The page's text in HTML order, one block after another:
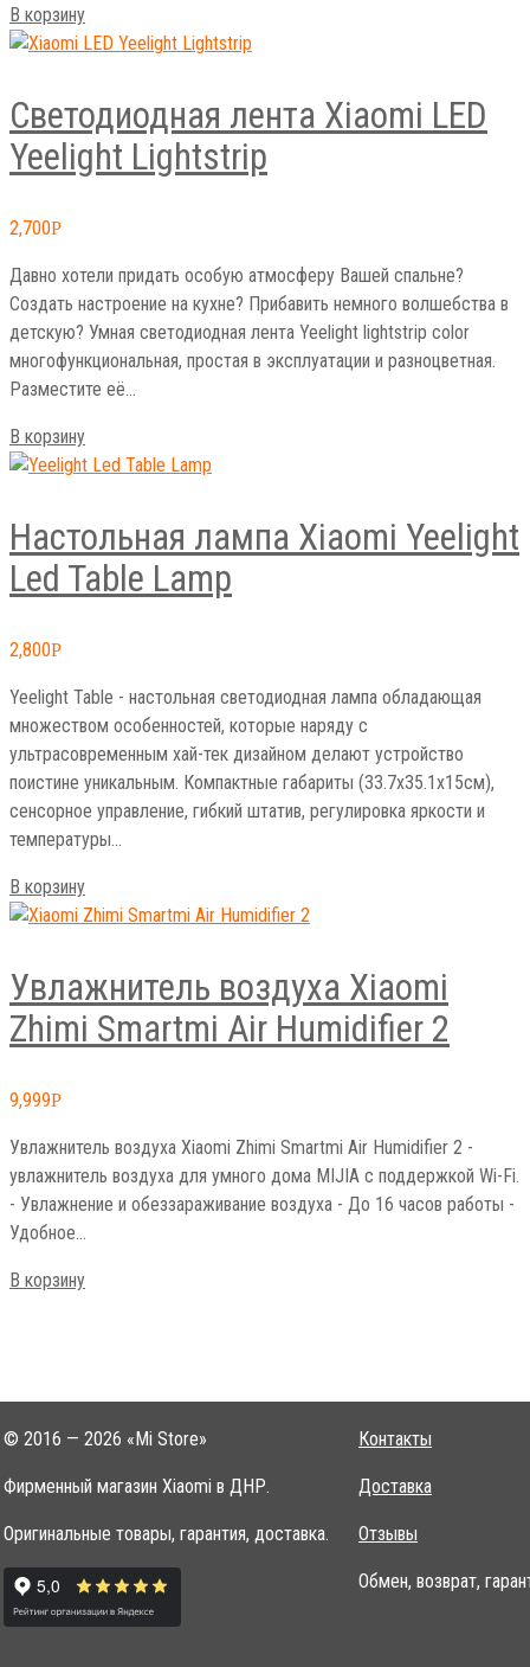
В корзину
Светодиодная лента Xiaomi LED
Yeelight Lightstrip
2,700Р
Давно хотели придать особую атмосферу Вашей спальне?
Создать настроение на кухне? Прибавить немного волшебства в
детскую? Умная светодиодная лента Yeelight lightstrip color
многофункциональная, простая в эксплуатации и разноцветная.
Разместите её…
В корзину
Настольная лампа Xiaomi Yeelight
Led Table Lamp
2,800Р
Yeelight Table - настольная светодиодная лампа обладающая
множеством особенностей, которые наряду с
ультрасовременным хай-тек дизайном делают устройство
поистине уникальным. Компактные габариты (33.7х35.1х15см),
сенсорное управление, гибкий штатив, регулировка яркости и
температуры…
В корзину
Увлажнитель воздуха Xiaomi
Zhimi Smartmi Air Humidifier 2
9,999Р
Увлажнитель воздуха Xiaomi Zhimi Smartmi Air Humidifier 2 -
увлажнитель воздуха для умного дома MIJIA с поддержкой Wi-Fi.
- Увлажнение и обеззараживание воздуха - До 16 часов работы -
Удобное…
В корзину
© 2016 — 2026 «Mi Store»
Фирменный магазин Xiaomi в ДНР.
Оригинальные товары, гарантия, доставка.
Контакты
Доставка
Отзывы
Обмен, возврат,